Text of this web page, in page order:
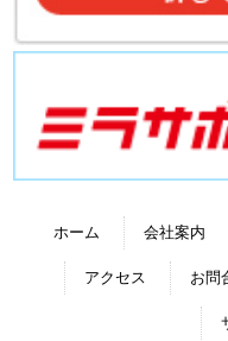
ホーム 会社案内
アクセス お問